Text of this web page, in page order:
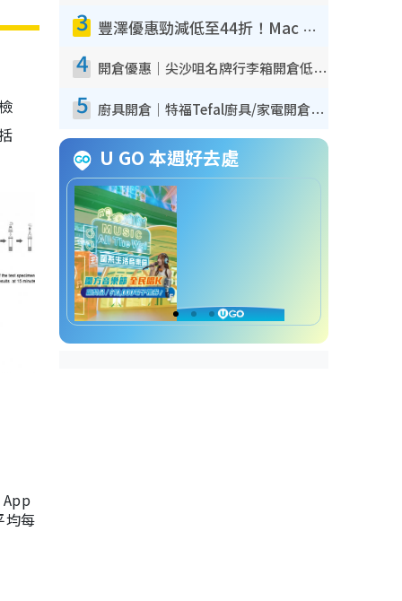
均每
3 豐澤優惠勁減低至44折！Mac mini/iPhone17Pro大減價！廚房家電$220起
4 開倉優惠｜尖沙咀名牌行李箱開倉低至4折！一連5日 American Tourister/ace./Hallmark $200起！
5 廚具開倉｜特福Tefal廚具/家電開倉低至3折！$220起買平底鍋/炒鑊/湯煲！電飯煲/吸塵機/燙斗$418起
U GO 本週好去處